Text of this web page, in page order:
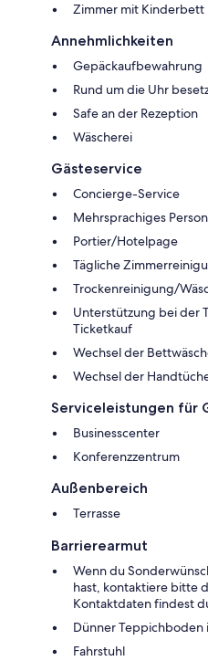
Zimmer mit Kinderbett
Annehmlichkeiten
Gepäckaufbewahrung
Rund um die Uhr
Safe an der Rezeption
Wäscherei
Gästeservice
Concierge-Service
Mehrsprachiges
Portier/Hotelpage
Tägliche
Trockenreinigung/
Unterstützung bei der
Ticketkauf
Wechsel der
Wechsel der
Serviceleistungen für
Businesscenter
Konferenzzentrum
Außenbereich
Terrasse
Barrierearmut
Wenn du
hast, kontaktiere bitte
Kontaktdaten findest
Dünner Teppichboden
Fahrstuhl